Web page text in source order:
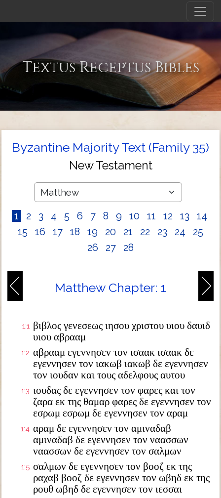
Textus Receptus Bibles
Byzantine Majority Text (Family 35)
New Testament
1 2 3 4 5 6 7 8 9 10 11 12 13
14
15
16 17 18 19 20 21 22 23 24
25
26
27 28
Matthew Chapter: 1
1:1 βιβλος γενεσεως ιησου χριστου υιου δαυιδ
υιου αβρααμ
1:2 αβρααμ εγεννησεν τον ισαακ ισαακ δε
εγεννησεν τον ιακωβ ιακωβ δε εγεννησεν
τον ιουδαν και τους αδελφους αυτου
1:3 ιουδας δε εγεννησεν τον φαρες και τον
ζαρα εκ της θαμαρ φαρες δε εγεννησεν τον
εσρωμ εσρωμ δε εγεννησεν τον αραμ
1:4 αραμ δε εγεννησεν τον αμιναδαβ
αμιναδαβ δε εγεννησεν τον ναασσων
ναασσων δε εγεννησεν τον σαλμων
1:5 σαλμων δε εγεννησεν τον βοοζ εκ της
ραχαβ βοοζ δε εγεννησεν τον ωβηδ εκ της
ρουθ ωβηδ δε εγεννησεν τον ιεσσαι